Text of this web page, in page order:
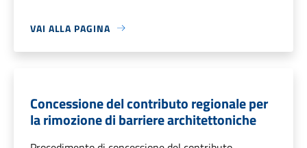
VAI ALLA PAGINA
Concessione del contributo regionale per
la rimozione di barriere architettoniche